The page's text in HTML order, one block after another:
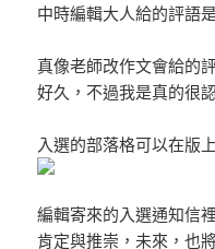
中時編輯大人給的評語
真像老師改作文會給的
好久，不過我是真的很
入選的部落格可以在版
編輯寄來的入選通知信
肯定與推崇，未來，也